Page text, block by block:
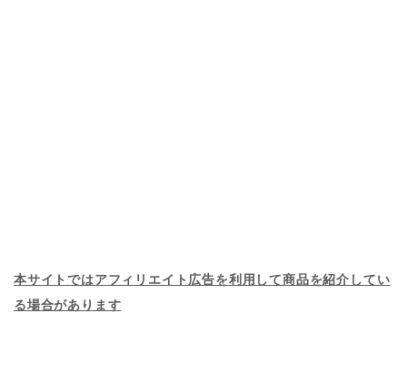
本サイトではアフィリエイト広告を利用して商品を紹介してい
る場合があります